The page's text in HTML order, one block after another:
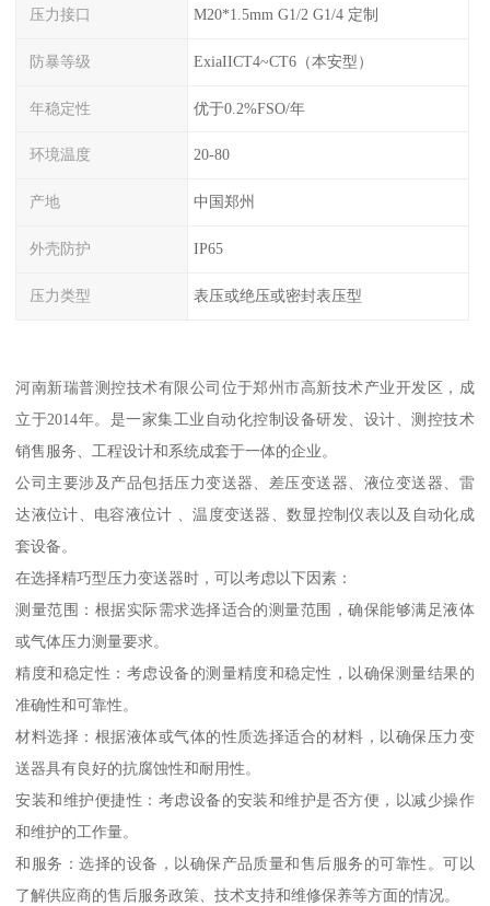
压力接口 M20*1.5mm G1/2 G1/4 定制
防暴等级 ExiaIICT4~CT6（本安型）
年稳定性 优于0.2%FSO/年
环境温度 20-80
产地 中国郑州
外壳防护 IP65
压力类型 表压或绝压或密封表压型
河南新瑞普测控技术有限公司位于郑州市高新技术产业开发区，成
立于2014年。是一家集工业自动化控制设备研发、设计、测控技术
销售服务、工程设计和系统成套于一体的企业。
公司主要涉及产品包括压力变送器、差压变送器、液位变送器、雷
达液位计、电容液位计 、温度变送器、数显控制仪表以及自动化成
套设备。
在选择精巧型压力变送器时，可以考虑以下因素：
测量范围：根据实际需求选择适合的测量范围，确保能够满足液体
或气体压力测量要求。
精度和稳定性：考虑设备的测量精度和稳定性，以确保测量结果的
准确性和可靠性。
材料选择：根据液体或气体的性质选择适合的材料，以确保压力变
送器具有良好的抗腐蚀性和耐用性。
安装和维护便捷性：考虑设备的安装和维护是否方便，以减少操作
和维护的工作量。
和服务：选择的设备，以确保产品质量和售后服务的可靠性。可以
了解供应商的售后服务政策、技术支持和维修保养等方面的情况。